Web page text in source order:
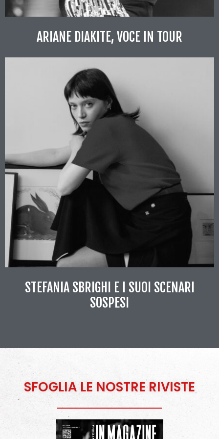
ARIANE DIAKITE, VOCE IN TOUR
STEFANIA SBRIGHI E I SUOI SCENARI
SOSPESI
SFOGLIA LE NOSTRE RIVISTE